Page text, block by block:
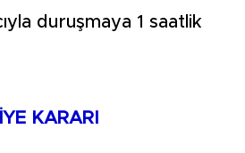
duruşmaya 1 saatlik
KARARI